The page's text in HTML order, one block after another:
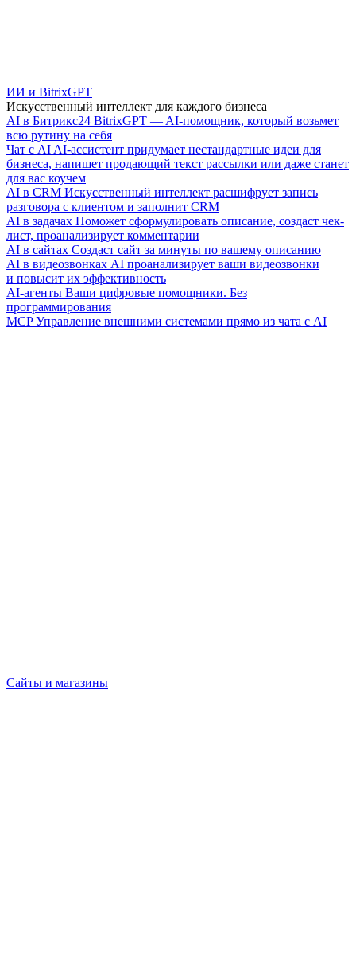
ИИ и BitrixGPT
Искусственный интеллект для каждого бизнеса
AI в Битрикс24 BitrixGPT — AI-помощник, который возьмет
всю рутину на себя
Чат с AI AI-ассистент придумает нестандартные идеи для
бизнеса, напишет продающий текст рассылки или даже станет
для вас коучем
AI в CRM Искусственный интеллект расшифрует запись
разговора с клиентом и заполнит CRM
AI в задачах Поможет сформулировать описание, создаст чек-
лист, проанализирует комментарии
AI в сайтах Создаст сайт за минуты по вашему описанию
AI в видеозвонках AI проанализирует ваши видеозвонки
и повысит их эффективность
AI-агенты Ваши цифровые помощники. Без
программирования
MCP Управление внешними системами прямо из чата с AI
Сайты и магазины